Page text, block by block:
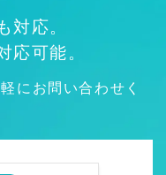
対応。
応可能。
にお問い合わせく